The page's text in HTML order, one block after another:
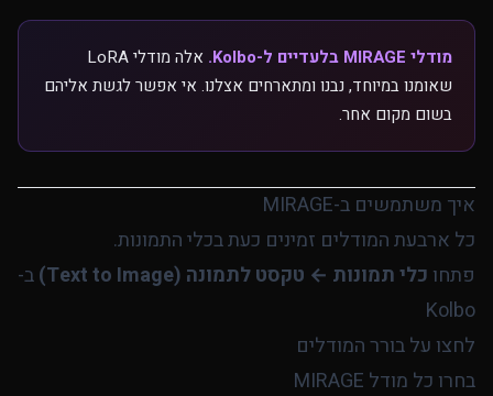
מודלי MIRAGE בלעדיים ל-Kolbo.
אלה מודלי LoRA
שאומנו במיוחד, נבנו ומתארחים אצלנו. אי אפשר לגשת אליהם
בשום מקום אחר.
איך משתמשים ב-MIRAGE
כל ארבעת המודלים זמינים כעת בכלי התמונות.
פתחו כלי תמונות ← טקסט לתמונה (Text to Image)
ב-
Kolbo
לחצו על בורר המודלים
בחרו כל מודל MIRAGE